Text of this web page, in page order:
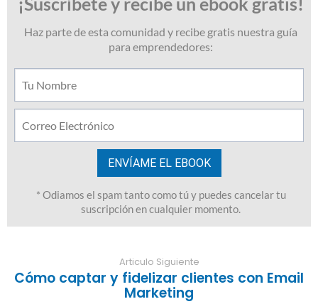
Articulo Siguiente
Cómo captar y fidelizar clientes con Email
Marketing